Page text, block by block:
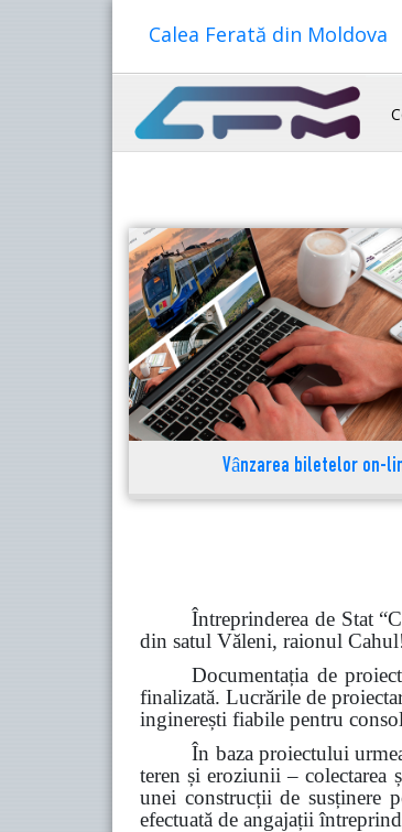
Calea Ferată din Moldova
Vânzarea biletelor on-
Întreprinderea de Stat
din satul Văleni, raionul
Documentația de
finalizată. Lucrările de
inginerești fiabile pentru
În baza proiectului
teren și eroziunii – colectarea
unei construcții de susținere
efectuată de angajații